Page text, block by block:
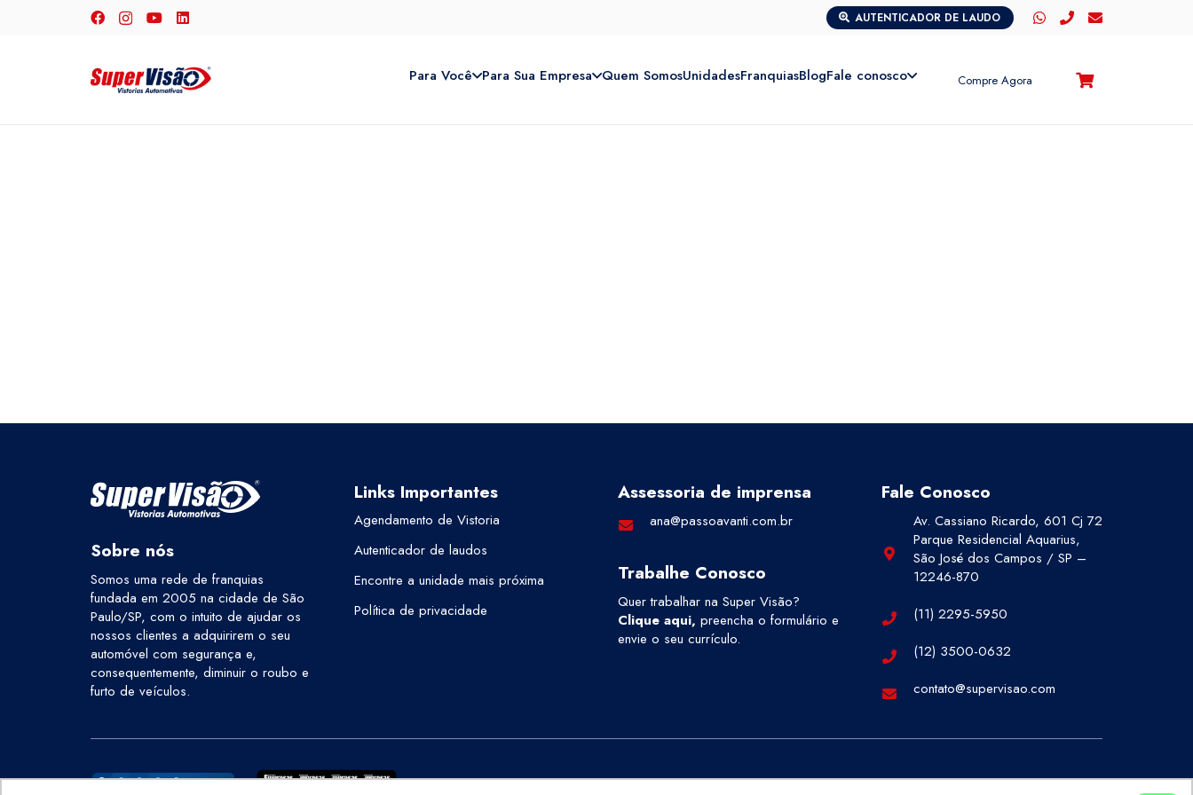
AUTENTICADOR DE LAUDO
Para Você Para Sua Empresa Quem SomosUnidadesFranquiasBlogFale conosco Compre Agora
Sobre nós
Somos uma rede de franquias
fundada em 2005 na cidade de São
Paulo/SP, com o intuito de ajudar os
nossos clientes a adquirirem o seu
automóvel com segurança e,
consequentemente, diminuir o roubo e
furto de veículos.
Links Importantes
Agendamento de Vistoria
Autenticador de laudos
Encontre a unidade mais próxima
Política de privacidade
Assessoria de imprensa
ana@passoavanti.com.br
Trabalhe Conosco
Quer trabalhar na Super Visão?
Clique aqui, preencha o formulário e
envie o seu currículo.
Fale Conosco
Av. Cassiano Ricardo, 601 Cj 72
Parque Residencial Aquarius,
São José dos Campos / SP –
12246-870
(11) 2295-5950
(12) 3500-0632
contato@supervisao.com